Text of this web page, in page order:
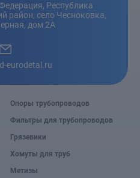
Республика
район, село Чесноковка,
дом 2А
eurodetal.ru
Опоры трубопроводов
Фильтры для трубопроводов
Грязевики
Хомуты для труб
Метизы